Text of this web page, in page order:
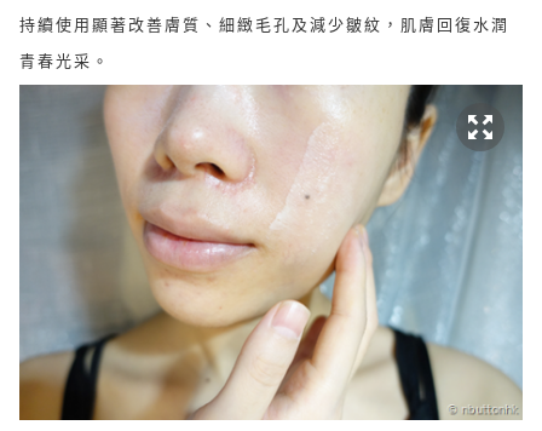
持續使用顯著改善膚質、細緻毛孔及減少皺紋，肌膚回復水潤
青春光采。